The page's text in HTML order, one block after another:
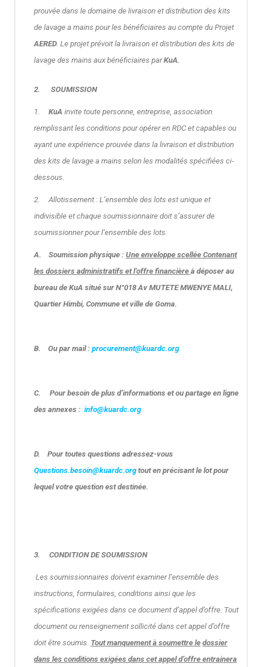
prouvée dans le domaine de livraison et distribution des kits
de lavage a mains pour les bénéficiaires au compte du Projet
AERED. Le projet prévoit la livraison et distribution des kits de
lavage des mains aux bénéficiaires parKuA.
2. SOUMISSION
1. KuA invite toute personne, entreprise, association
remplissant les conditions pour opérer en RDC et capables ou
ayant une expérience prouvée dans la livraison et distribution
des kits de lavage a mains selon les modalités spécifiées ci‐
dessous.
2. Allotissement : L’ensemble des lots est unique et
indivisible et chaque soumissionnaire doit s’assurer de
soumissionner pour l’ensemble des lots.
A. Soumission physique : Une enveloppe scellée Contenant
les dossiers administratifs et l’offre financière à déposer au
bureau de KuA situé sur N°018 Av MUTETE MWENYE MALI,
Quartier Himbi, Commune et ville de Goma.
B. Ou par mail : procurement@kuardc.org
C. Pour besoin de plus d’informations et ou partage en ligne
des annexes : info@kuardc.org
D. Pour toutes questions adressez-vous
Questions.besoin@kuardc.orgtout en précisant le lot pour
lequel votre question est destinée.
3. CONDITION DE SOUMISSION
·Les soumissionnaires doivent examiner l’ensemble des
instructions, formulaires, conditions ainsi que les
spécifications exigées dans ce document d’appel d’offre. Tout
document ou renseignement sollicité dans cet appel d’offre
doit être soumis. Tout manquement à soumettre le dossier
dans les conditions exigées dans cet appel d’offre entrainera